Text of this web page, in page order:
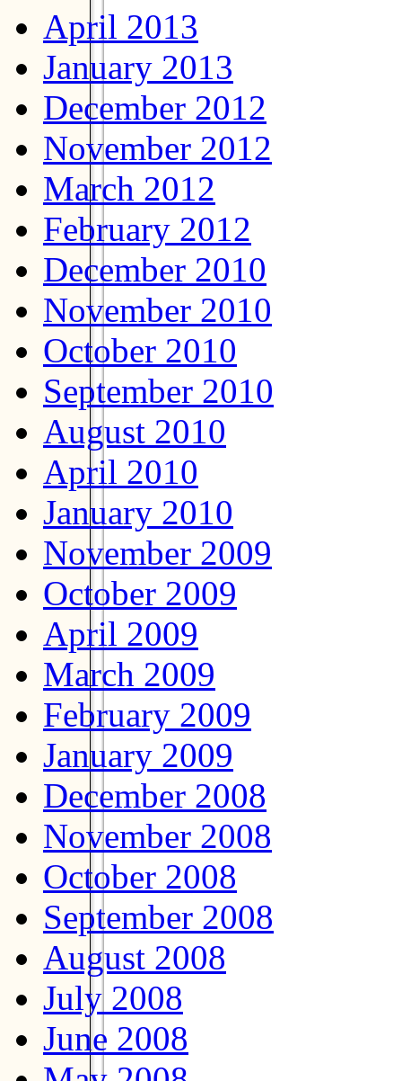
April 2013
January 2013
December 2012
November 2012
March 2012
February 2012
December 2010
November 2010
October 2010
September 2010
August 2010
April 2010
January 2010
November 2009
October 2009
April 2009
March 2009
February 2009
January 2009
December 2008
November 2008
October 2008
September 2008
August 2008
July 2008
June 2008